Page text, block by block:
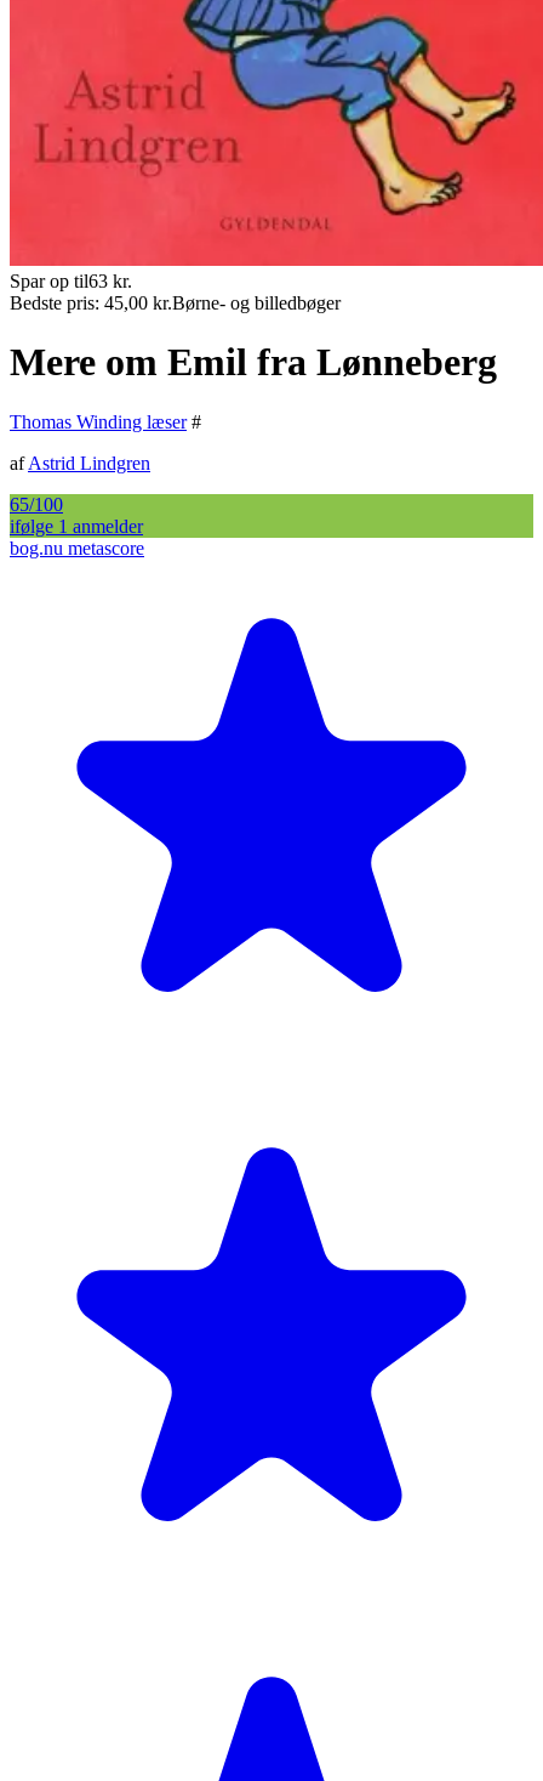
Spar op til63 kr.
Bedste pris: 45,00 kr.Børne- og billedbøger
Mere om Emil fra Lønneberg
Thomas Winding læser #
afAstrid Lindgren
65/100
ifølge 1 anmelder
bog.nu metascore